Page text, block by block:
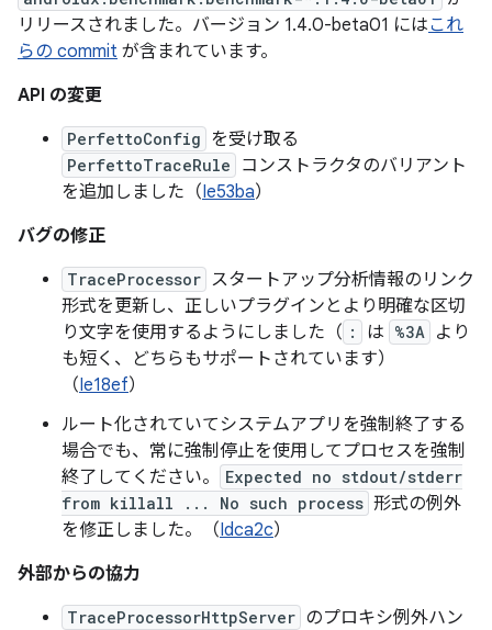
リリースされました。バージョン 1.4.0-beta01 にはこれ
らの commit が含まれています。
API の変更
PerfettoConfig を受け取る
PerfettoTraceRule
コンストラクタのバリアント
を追加しました（Ie53ba）
バグの修正
TraceProcessor スタートアップ分析情報のリンク
形式を更新し、正しいプラグインとより明確な区切
り文字を使用するようにしました（ : は %3A より
も短く、どちらもサポートされています）
（Ie18ef）
ルート化されていてシステムアプリを強制終了する
場合でも、常に強制停止を使用してプロセスを強制
終了してください。
Expected no stdout/stderr
from killall ... No such process 形式の例外
を修正しました。（Idca2c）
外部からの協力
TraceProcessorHttpServer のプロキシ例外ハン